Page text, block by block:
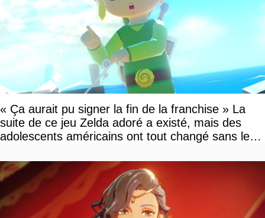
« Ça aurait pu signer la fin de la franchise » La
suite de ce jeu Zelda adoré a existé, mais des
adolescents américains ont tout changé sans le